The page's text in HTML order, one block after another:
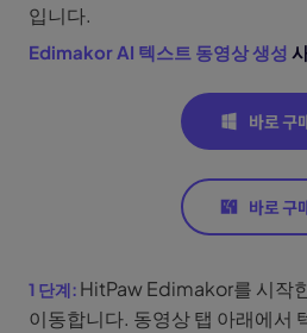
입니다.
Edimakor AI 텍스트 동영상 생성
HitPaw Edimakor를 시작
이동합니다. 동영상 탭 아래에서